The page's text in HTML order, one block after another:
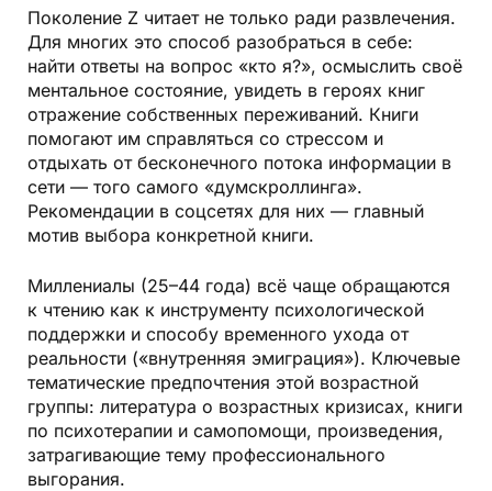
Поколение Z читает не только ради развлечения.
Для многих это способ разобраться в себе:
найти ответы на вопрос «кто я?», осмыслить своё
ментальное состояние, увидеть в героях книг
отражение собственных переживаний. Книги
помогают им справляться со стрессом и
отдыхать от бесконечного потока информации в
сети — того самого «думскроллинга».
Рекомендации в соцсетях для них — главный
мотив выбора конкретной книги.
Миллениалы (25–44 года) всё чаще обращаются
к чтению как к инструменту психологической
поддержки и способу временного ухода от
реальности («внутренняя эмиграция»). Ключевые
тематические предпочтения этой возрастной
группы: литература о возрастных кризисах, книги
по психотерапии и самопомощи, произведения,
затрагивающие тему профессионального
выгорания.